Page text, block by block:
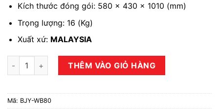
Kích thước đóng gói: 580 x 430 x 1010 (mm)
Trọng lượng: 16 (Kg)
Xuất xứ: MALAYSIA
Bình đun nước BERJAYA BJY-WB80 số lượng
THÊM VÀO GIỎ HÀNG
Mã: BJY-WB80